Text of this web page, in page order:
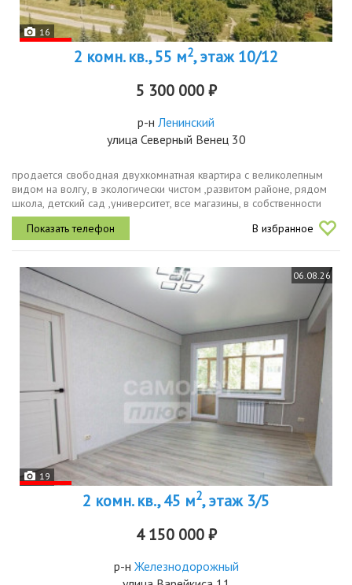
16
2 комн. кв., 55 м2, этаж 10/12
5 300 000 ₽
р-н Ленинский
улица Северный Венец 30
продается свободная двухкомнатная квартира с великолепным
видом на волгу, в экологически чистом ,развитом районе, рядом
школа, детский сад ,университет, все магазины, в собственности
более 3 лет, полная стоимость в договоре, два взрослых...
В избранное
06.08.26
19
2 комн. кв., 45 м2, этаж 3/5
4 150 000 ₽
р-н Железнодорожный